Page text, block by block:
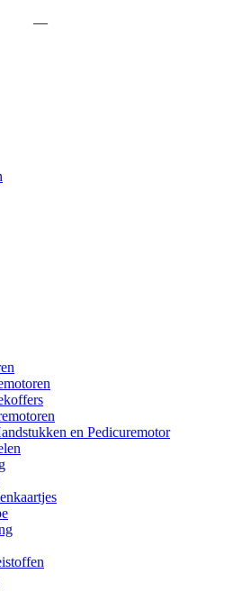
—
en Pedicuremotor